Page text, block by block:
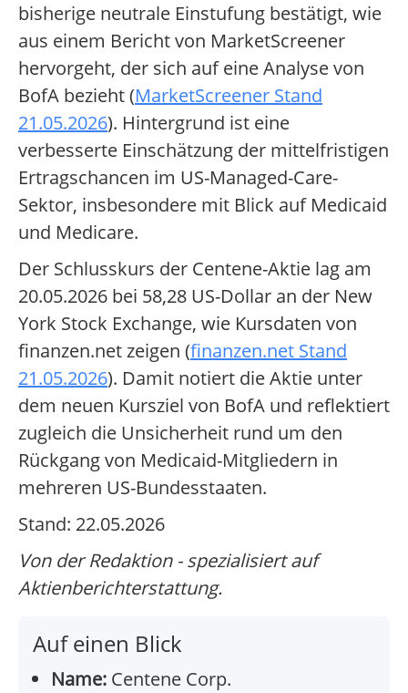
bisherige neutrale Einstufung bestätigt, wie
aus einem Bericht von MarketScreener
hervorgeht, der sich auf eine Analyse von
BofA bezieht (MarketScreener Stand
21.05.2026). Hintergrund ist eine
verbesserte Einschätzung der mittelfristigen
Ertragschancen im US-Managed-Care-
Sektor, insbesondere mit Blick auf Medicaid
und Medicare.
Der Schlusskurs der Centene-Aktie lag am
20.05.2026 bei 58,28 US-Dollar an der New
York Stock Exchange, wie Kursdaten von
finanzen.net zeigen (finanzen.net Stand
21.05.2026). Damit notiert die Aktie unter
dem neuen Kursziel von BofA und reflektiert
zugleich die Unsicherheit rund um den
Rückgang von Medicaid-Mitgliedern in
mehreren US-Bundesstaaten.
Stand: 22.05.2026
Von der Redaktion - spezialisiert auf
Aktienberichterstattung.
Auf einen Blick
Name: Centene Corp.